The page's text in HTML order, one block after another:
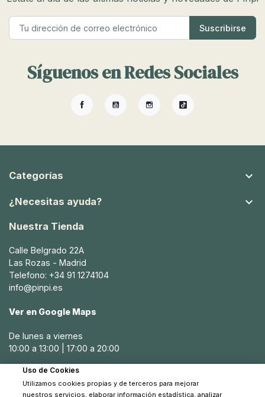
Síguenos en Redes Sociales
FacebookYouTubeInstagramTikTok
Categorías 
¿Necesitas ayuda? 
Nuestra Tienda
Calle Belgrado 22A
Las Rozas - Madrid
Telefono: +34 91 1274104
info@pinpi.es
Ver en Google Maps
De lunes a viernes
10:00 a 13:00 | 17:00 a 20:00
Sábados
10:30 a 14:00
Uso de Cookies
Utilizamos cookies propias y de terceros para mejorar
nuestros servicios, elaborar información estadística, analizar